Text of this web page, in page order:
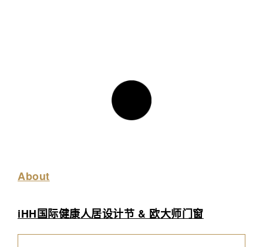
About
iHH国际健康人居设计节 & 欧大师门窗